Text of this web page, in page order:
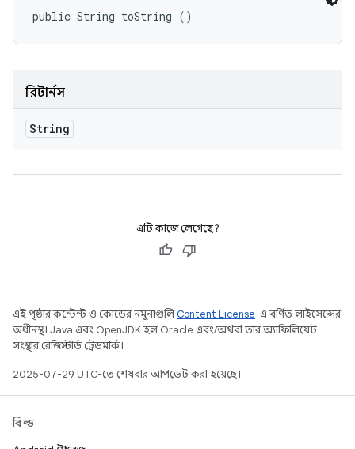
public String toString ()
রিটার্নস
String
এটি কাজে লেগেছে?
এই পৃষ্ঠার কন্টেন্ট ও কোডের নমুনাগুলিContent License-এ বর্ণিত লাইসেন্সের
অধীনস্থ। Java এবং OpenJDK হল Oracle এবং/অথবা তার অ্যাফিলিয়েট
সংস্থার রেজিস্টার্ড ট্রেডমার্ক।
2025-07-29 UTC-তে শেষবার আপডেট করা হয়েছে।
বিল্ড